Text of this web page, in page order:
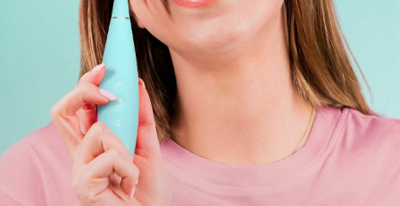
我的訂閱
issa™ Teeth Whitening Set
FAQ™ Dual LED Panel
熱門產品
發貨國家
美國 預計送達日期10/08/2026
預計送達日期 09/08/2026
西班牙 預計送達日期